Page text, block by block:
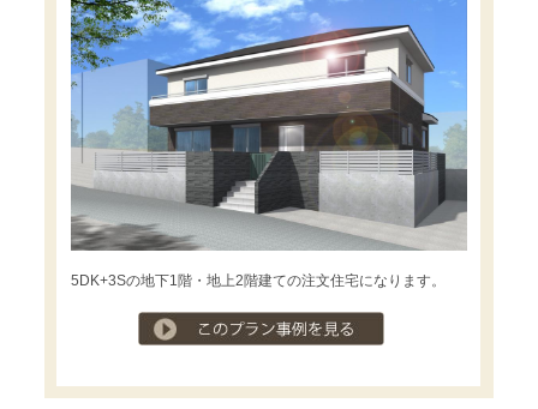
5DK+3Sの地下1階・地上2階建ての注文住宅になります。